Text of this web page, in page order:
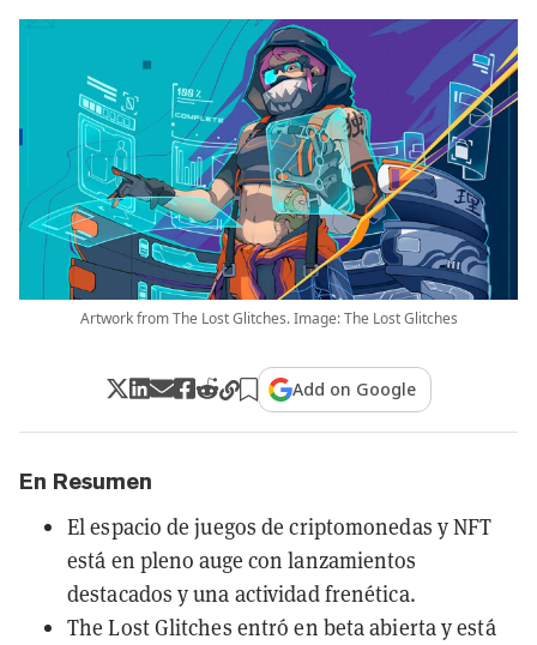
Artwork from The Lost Glitches. Image: The Lost Glitches
Add on Google
En Resumen
El espacio de juegos de criptomonedas y NFT
está en pleno auge con lanzamientos
destacados y una actividad frenética.
The Lost Glitches entró en beta abierta y está